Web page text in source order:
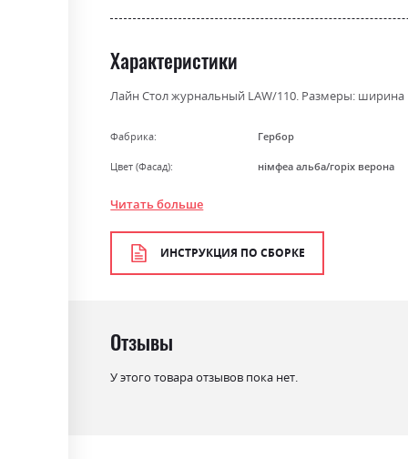
Характеристики
Лайн Стол журнальный LAW/110. Размеры: ширина
Фабрика: Гербор
Цвет (Фасад): німфеа альба/горіх верона
Цвет (Корпус):
Стиль мінімалізм, модерн
Читать больше
ИНСТРУКЦИЯ ПО СБОРКЕ
Отзывы
У этого товара отзывов пока нет.